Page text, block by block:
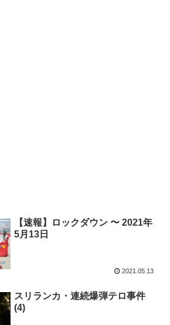
【速報】ロックダウン 〜 2021年
5月13日
2021.05.13
スリランカ・連続爆弾テロ事件
(4)